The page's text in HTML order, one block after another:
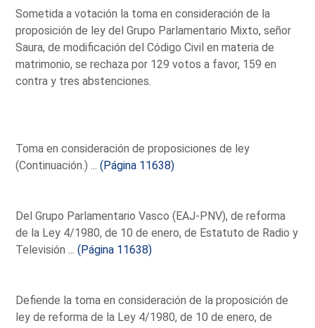
Sometida a votación la toma en consideración de la
proposición de ley del Grupo Parlamentario Mixto, señor
Saura, de modificación del Código Civil en materia de
matrimonio, se rechaza por 129 votos a favor, 159 en
contra y tres abstenciones.
Toma en consideración de proposiciones de ley
(Continuación.) ...(Página 11638)
Del Grupo Parlamentario Vasco (EAJ-PNV), de reforma
de la Ley 4/1980, de 10 de enero, de Estatuto de Radio y
Televisión ...(Página 11638)
Defiende la toma en consideración de la proposición de
ley de reforma de la Ley 4/1980, de 10 de enero, de